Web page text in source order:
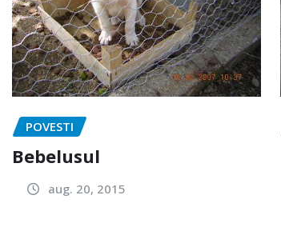
POVESTI
Bebelusul
aug. 20, 2015